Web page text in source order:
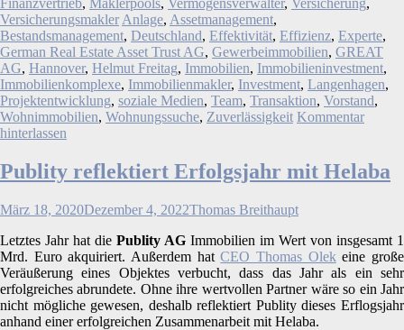
Finanzvertrieb, Maklerpools, Vermögensverwalter, Versicherung,
Versicherungsmakler Anlage, Assetmanagement,
Bestandsmanagement, Deutschland, Effektivität, Effizienz, Experte,
German Real Estate Asset Trust AG, Gewerbeimmobilien, GREAT
AG, Hannover, Helmut Freitag, Immobilien, Immobilieninvestment,
Immobilienkomplexe, Immobilienmakler, Investment, Langenhagen,
Projektentwicklung, soziale Medien, Team, Transaktion, Vorstand,
Wohnimmobilien, Wohnungssuche, Zuverlässigkeit Kommentar
hinterlassen
Publity reflektiert Erfolgsjahr mit Helaba
März 18, 2020Dezember 4, 2022Thomas Breithaupt
Letztes Jahr hat die Publity AG Immobilien im Wert von insgesamt 1
Mrd. Euro akquiriert. Außerdem hatCEO Thomas Olekeine große
Veräußerung eines Objektes verbucht, dass das Jahr als ein sehr
erfolgreiches abrundete. Ohne ihre wertvollen Partner wäre so ein Jahr
nicht mögliche gewesen, deshalb reflektiert Publity dieses Erflogsjahr
anhand einer erfolgreichen Zusammenarbeit mit Helaba.